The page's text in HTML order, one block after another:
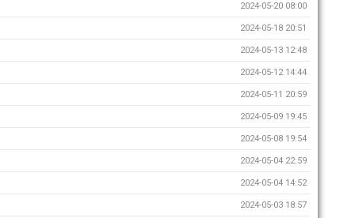
2024-05-20 08:00
2024-05-18 20:51
2024-05-13 12:48
2024-05-12 14:44
2024-05-11 20:59
2024-05-09 19:45
2024-05-08 19:54
2024-05-04 22:59
2024-05-04 14:52
2024-05-03 18:57